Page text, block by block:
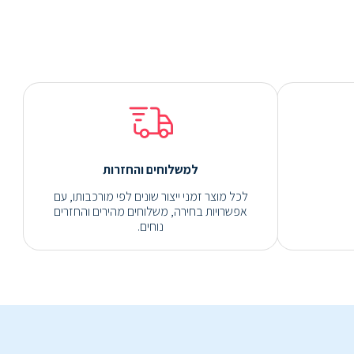
למשלוחים והחזרות
לכל מוצר זמני ייצור שונים לפי מורכבותו, עם
אפשרויות בחירה, משלוחים מהירים והחזרים
נוחים.